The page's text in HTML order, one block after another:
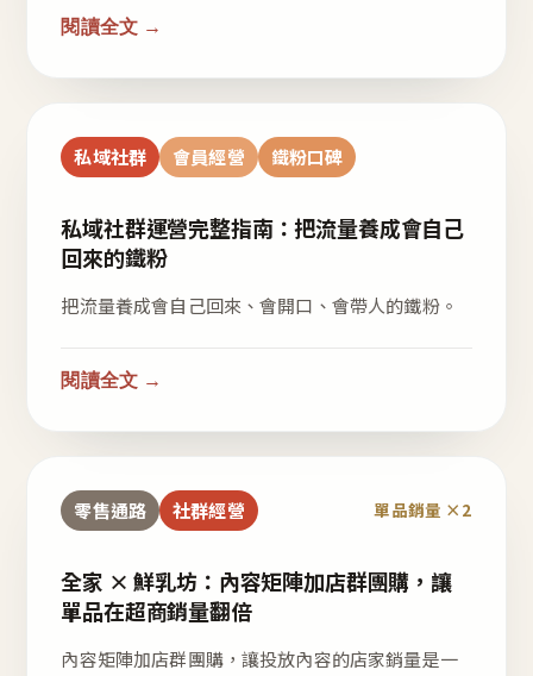
閱讀全文 →
私域社群 會員經營 鐵粉口碑
私域社群運營完整指南：把流量養成會自己
回來的鐵粉
把流量養成會自己回來、會開口、會帶人的鐵粉。
閱讀全文 →
零售通路 社群經營 單品銷量 ×2
全家 × 鮮乳坊：內容矩陣加店群團購，讓
單品在超商銷量翻倍
內容矩陣加店群團購，讓投放內容的店家銷量是一